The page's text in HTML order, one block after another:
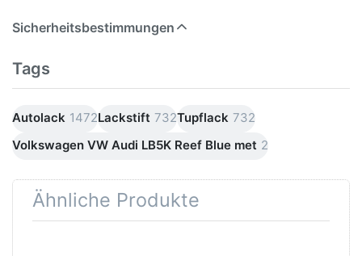
Sicherheitsbestimmungen
Tags
Autolack 1472Lackstift 732Tupflack 732
Volkswagen VW Audi LB5K Reef Blue met 2
Ähnliche Produkte